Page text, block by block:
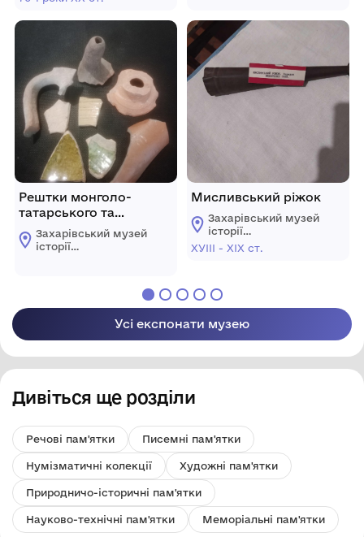
ради
Олександрійського
Кіровоградської
Рештки монголо-
татарського та
слов'янського посуду
Захарівський музей
історії
Кіровоградської
Олександрійського
району
Кіровоградської
області
Мисливський ріжок
Захарівський музей
історії
Великоандрусівської
Кіровоградської
області
ХУІІІ - ХІХ ст.
Усі експонати музею
Дивіться ще розділи
Речові пам'ятки Писемні пам'ятки
Нумізматичні колекції Художні пам'ятки
Природничо-історичні пам'ятки
Науково-технічні пам'ятки Меморіальні пам'ятки